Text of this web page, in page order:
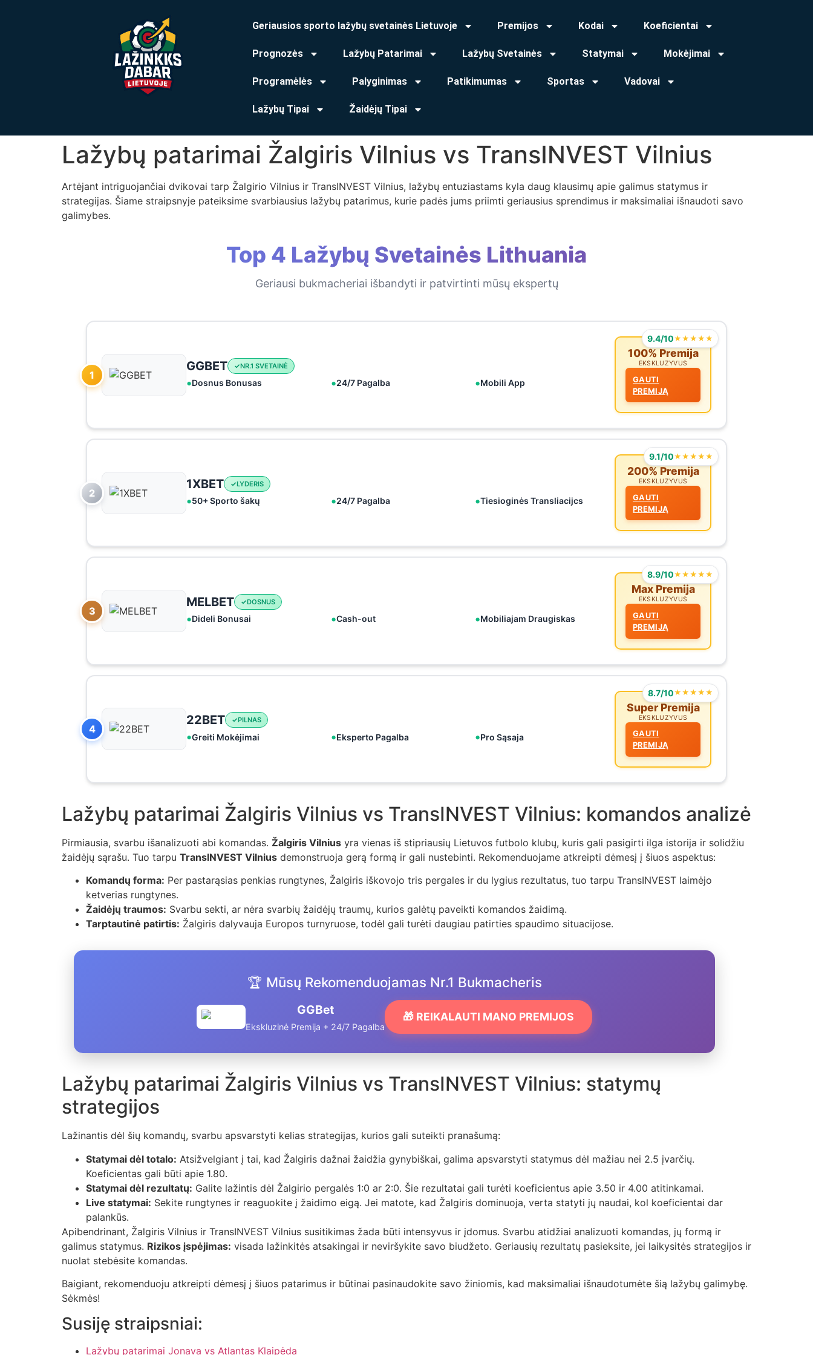
Geriausios sporto lažybų svetainės Lietuvoje Premijos Kodai Koeficientai
Prognozės Lažybų Patarimai Lažybų Svetainės Statymai Mokėjimai
Programėlės Palyginimas Patikimumas Sportas Vadovai
Lažybų Tipai Žaidėjų Tipai
Lažybų patarimai Žalgiris Vilnius vs TransINVEST Vilnius
Artėjant intriguojančiai dvikovai tarp Žalgirio Vilnius ir TransINVEST Vilnius, lažybų entuziastams kyla daug klausimų apie galimus statymus ir
strategijas. Šiame straipsnyje pateiksime svarbiausius lažybų patarimus, kurie padės jums priimti geriausius sprendimus ir maksimaliai išnaudoti savo
galimybes.
Top 4 Lažybų Svetainės Lithuania
Geriausi bukmacheriai išbandyti ir patvirtinti mūsų ekspertų
1
9.4/10★★★★★
GGBET NR.1 SVETAINĖ
Dosnus Bonusas 24/7 Pagalba Mobili App
100% Premija
EKSKLUZYVUS
GAUTI
PREMIJĄ
2
9.1/10★★★★★
1XBET LYDERIS
50+ Sporto šakų 24/7 Pagalba Tiesioginės Transliacijcs
200% Premija
EKSKLUZYVUS
GAUTI
PREMIJĄ
3
8.9/10★★★★★
MELBET DOSNUS
Dideli Bonusai Cash-out Mobiliajam Draugiskas
Max Premija
EKSKLUZYVUS
GAUTI
PREMIJĄ
4
8.7/10★★★★★
22BET PILNAS
Greiti Mokėjimai Eksperto Pagalba Pro Sąsaja
Super Premija
EKSKLUZYVUS
GAUTI
PREMIJĄ
Lažybų patarimai Žalgiris Vilnius vs TransINVEST Vilnius: komandos analizė
Pirmiausia, svarbu išanalizuoti abi komandas. Žalgiris Vilnius yra vienas iš stipriausių Lietuvos futbolo klubų, kuris gali pasigirti ilga istorija ir solidžiu
žaidėjų sąrašu. Tuo tarpu TransINVEST Vilnius demonstruoja gerą formą ir gali nustebinti. Rekomenduojame atkreipti dėmesį į šiuos aspektus:
Komandų forma: Per pastarąsias penkias rungtynes, Žalgiris iškovojo tris pergales ir du lygius rezultatus, tuo tarpu TransINVEST laimėjo
ketverias rungtynes.
Žaidėjų traumos: Svarbu sekti, ar nėra svarbių žaidėjų traumų, kurios galėtų paveikti komandos žaidimą.
Tarptautinė patirtis: Žalgiris dalyvauja Europos turnyruose, todėl gali turėti daugiau patirties spaudimo situacijose.
🏆 Mūsų Rekomenduojamas Nr.1 Bukmacheris
GGBet
Ekskluzinė Premija + 24/7 Pagalba
🎁 REIKALAUTI MANO PREMIJOS
Lažybų patarimai Žalgiris Vilnius vs TransINVEST Vilnius: statymų
strategijos
Lažinantis dėl šių komandų, svarbu apsvarstyti kelias strategijas, kurios gali suteikti pranašumą:
Statymai dėl totalo: Atsižvelgiant į tai, kad Žalgiris dažnai žaidžia gynybiškai, galima apsvarstyti statymus dėl mažiau nei 2.5 įvarčių.
Koeficientas gali būti apie 1.80.
Statymai dėl rezultatų: Galite lažintis dėl Žalgirio pergalės 1:0 ar 2:0. Šie rezultatai gali turėti koeficientus apie 3.50 ir 4.00 atitinkamai.
Live statymai: Sekite rungtynes ir reaguokite į žaidimo eigą. Jei matote, kad Žalgiris dominuoja, verta statyti jų naudai, kol koeficientai dar
palankūs.
Apibendrinant, Žalgiris Vilnius ir TransINVEST Vilnius susitikimas žada būti intensyvus ir įdomus. Svarbu atidžiai analizuoti komandas, jų formą ir
galimus statymus. Rizikos įspėjimas: visada lažinkitės atsakingai ir neviršykite savo biudžeto. Geriausių rezultatų pasieksite, jei laikysitės strategijos ir
nuolat stebėsite komandas.
Baigiant, rekomenduoju atkreipti dėmesį į šiuos patarimus ir būtinai pasinaudokite savo žiniomis, kad maksimaliai išnaudotumėte šią lažybų galimybę.
Sėkmės!
Susiję straipsniai:
Lažybų patarimai Jonava vs Atlantas Klaipėda